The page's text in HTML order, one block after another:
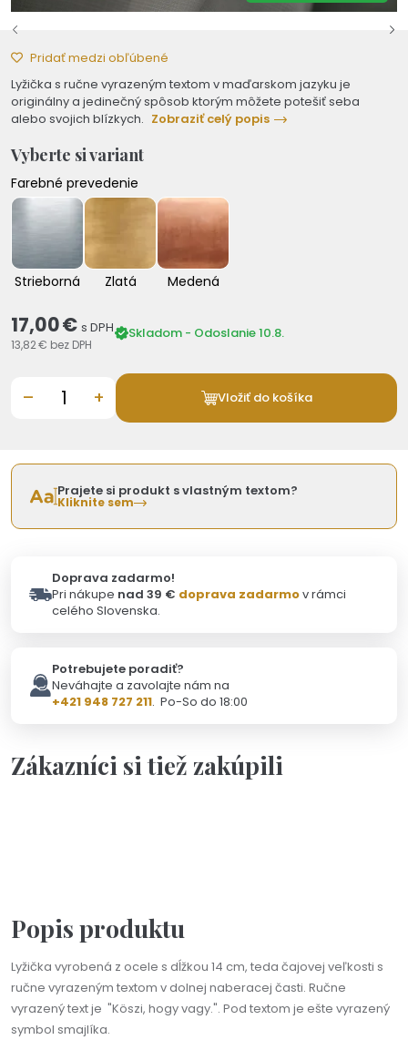
Pridať medzi obľúbené
Lyžička s ručne vyrazeným textom v maďarskom jazyku je
originálny a jedinečný spôsob ktorým môžete potešiť seba
alebo svojich blízkych. Zobraziť celý popis
Vyberte si variant
Farebné prevedenie
Strieborná Zlatá Medená
17,00 € s DPH
13,82 € bez DPH
Skladom - Odoslanie 10.8.
– + Vložiť do košíka
Prajete si produkt s vlastným textom?
Kliknite sem
Doprava zadarmo!
Pri nákupe nad 39 € doprava zadarmov rámci
celého Slovenska.
Potrebujete poradiť?
Neváhajte a zavolajte nám na
+421 948 727 211. Po-So do 18:00
Zákazníci si tiež zakúpili
Popis produktu
Lyžička vyrobená z ocele s dĺžkou 14 cm, teda čajovej veľkosti s
ručne vyrazeným textom v dolnej naberacej časti. Ručne
vyrazený text je "Köszi, hogy vagy.". Pod textom je ešte vyrazený
symbol smajlíka.